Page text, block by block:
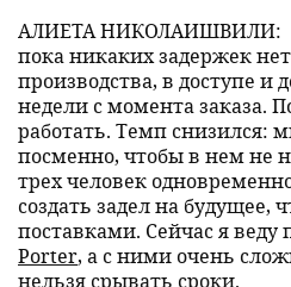
АЛИЕТА НИКОЛАИШВИЛИ:
пока никаких задержек
производства, в доступе и
недели с момента заказа.
работать. Темп снизился:
посменно, чтобы в нем не
трех человек
создать задел на будущее,
поставками. Сейчас я веду
Porter, а с ними очень
нельзя срывать сроки.